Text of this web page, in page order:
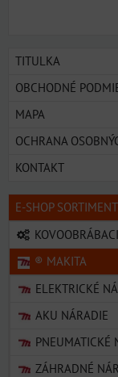
TITULKA
OBCHODNÉ
MAPA
OCHRANA
KONTAKT
E-SHOP SORTIMENT
® MAKITA
ELEKTRICKÉ
AKU NÁRADIE
PNEUMATICKÉ
ZÁHRADNÉ